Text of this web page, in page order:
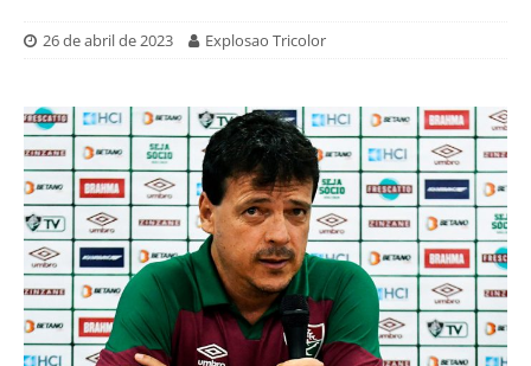
26 de abril de 2023 Explosao Tricolor